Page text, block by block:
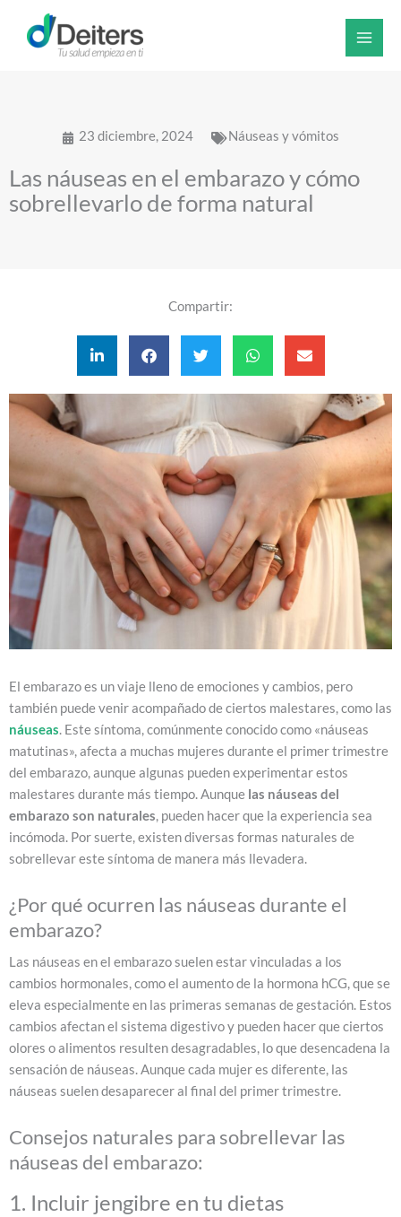
contenido
23 diciembre, 2024 Náuseas y vómitos
Las náuseas en el embarazo y cómo
sobrellevarlo de forma natural
Compartir:
El embarazo es un viaje lleno de emociones y cambios, pero
también puede venir acompañado de ciertos malestares, como las
náuseas. Este síntoma, comúnmente conocido como «náuseas
matutinas», afecta a muchas mujeres durante el primer trimestre
del embarazo, aunque algunas pueden experimentar estos
malestares durante más tiempo. Aunque las náuseas del
embarazo son naturales, pueden hacer que la experiencia sea
incómoda. Por suerte, existen diversas formas naturales de
sobrellevar este síntoma de manera más llevadera.
¿Por qué ocurren las náuseas durante el
embarazo?
Las náuseas en el embarazo suelen estar vinculadas a los
cambios hormonales, como el aumento de la hormona hCG, que se
eleva especialmente en las primeras semanas de gestación. Estos
cambios afectan el sistema digestivo y pueden hacer que ciertos
olores o alimentos resulten desagradables, lo que desencadena la
sensación de náuseas. Aunque cada mujer es diferente, las
náuseas suelen desaparecer al final del primer trimestre.
Consejos naturales para sobrellevar las
náuseas del embarazo:
1. Incluir jengibre en tu dietas